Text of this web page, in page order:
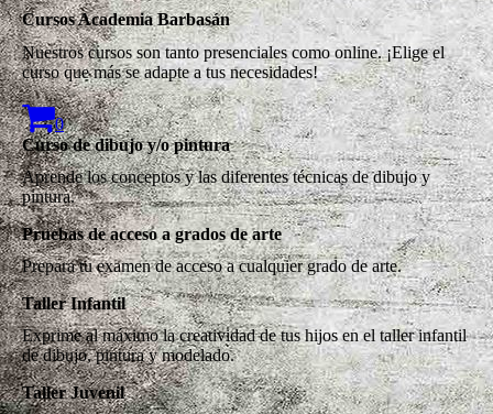
Cursos Academia Barbasán
Nuestros cursos son tanto presenciales como online. ¡Elige el
curso que más se adapte a tus necesidades!
0
Curso de dibujo y/o pintura
Aprende los conceptos y las diferentes técnicas de dibujo y
pintura.
Pruebas de acceso a grados de arte
Prepara tu examen de acceso a cualquier grado de arte.
Taller Infantil
Exprime al máximo la creatividad de tus hijos en el taller infantil
de dibujo, pintura y modelado.
Taller Juvenil